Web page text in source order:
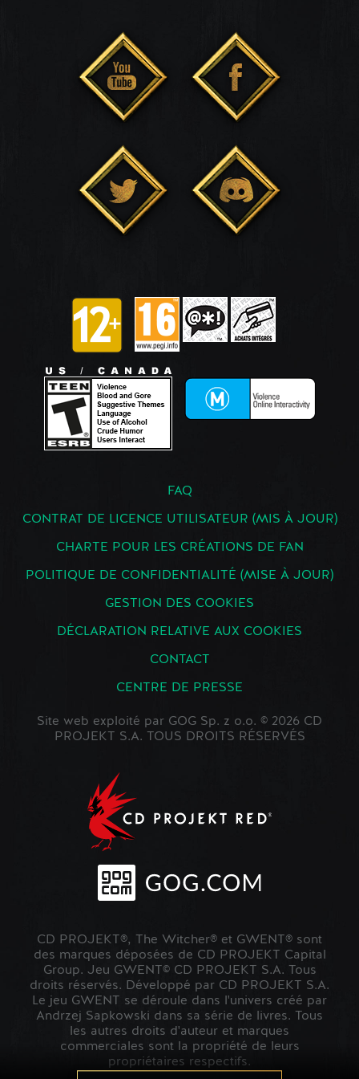
FAQ
CONTRAT DE LICENCE UTILISATEUR (MIS À JOUR)
CHARTE POUR LES CRÉATIONS DE FAN
POLITIQUE DE CONFIDENTIALITÉ (MISE À JOUR)
GESTION DES COOKIES
DÉCLARATION RELATIVE AUX COOKIES
CONTACT
CENTRE DE PRESSE
Site web exploité par GOG Sp. z o.o. © 2026 CD
PROJEKT S.A. TOUS DROITS RÉSERVÉS
CD PROJEKT®, The Witcher® et GWENT® sont
des marques déposées de CD PROJEKT Capital
Group. Jeu GWENT© CD PROJEKT S.A. Tous
droits réservés. Développé par CD PROJEKT S.A.
Le jeu GWENT se déroule dans l'univers créé par
Andrzej Sapkowski dans sa série de livres. Tous
les autres droits d'auteur et marques
commerciales sont la propriété de leurs
propriétaires respectifs.